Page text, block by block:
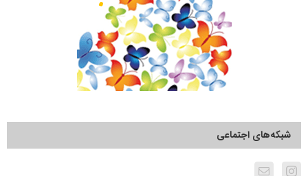
شبکه‌های اجتماعی